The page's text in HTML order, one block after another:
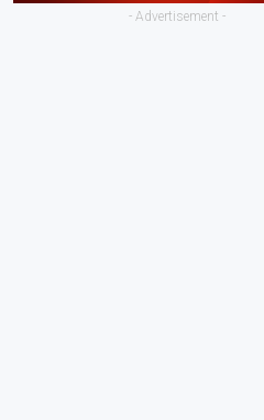
- Advertisement -